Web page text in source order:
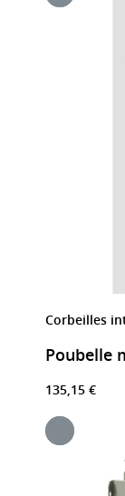
Corbeilles
Poubelle
135,15 €